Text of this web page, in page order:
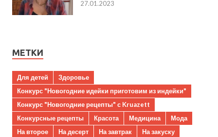
27.01.2023
МЕТКИ
Для детей
Здоровье
Конкурс "Новогодние идейки приготовим из индейки"
Конкурс "Новогодние рецепты" с Kruazett
Конкурсные рецепты
Красота Медицина
Мода
На второе
На десерт На завтрак
На закуску